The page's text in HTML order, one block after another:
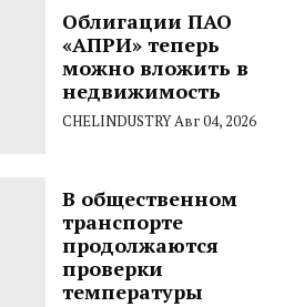
Облигации ПАО
«АПРИ» теперь
можно вложить в
недвижимость
CHELINDUSTRYАвг 04, 2026
В общественном
транспорте
продолжаются
проверки
температуры